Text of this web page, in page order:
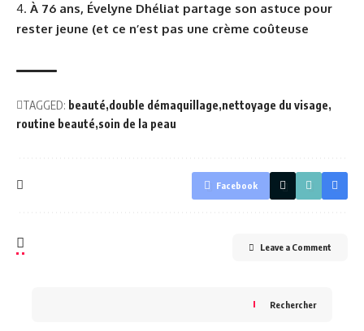
À 76 ans, Évelyne Dhéliat partage son astuce pour
rester jeune (et ce n’est pas une crème coûteuse
TAGGED: beauté double démaquillage nettoyage du visage
routine beauté soin de la peau
Facebook
Leave a Comment
Rechercher